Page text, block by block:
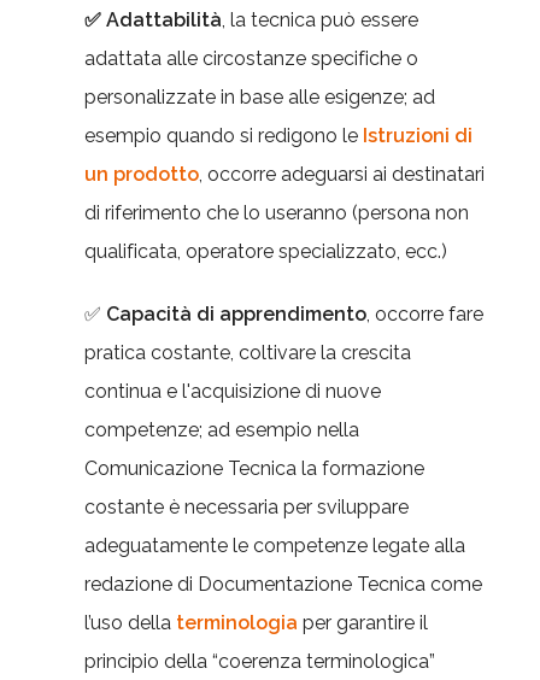
✅ Adattabilità, la tecnica può essere
adattata alle circostanze specifiche o
personalizzate in base alle esigenze; ad
esempio quando si redigono le Istruzioni di
un prodotto, occorre adeguarsi ai destinatari
di riferimento che lo useranno (persona non
qualificata, operatore specializzato, ecc.)
✅ Capacità di apprendimento, occorre fare
pratica costante, coltivare la crescita
continua e l'acquisizione di nuove
competenze; ad esempio nella
Comunicazione Tecnica la formazione
costante è necessaria per sviluppare
adeguatamente le competenze legate alla
redazione di Documentazione Tecnica come
l’uso della terminologia per garantire il
principio della “coerenza terminologica”